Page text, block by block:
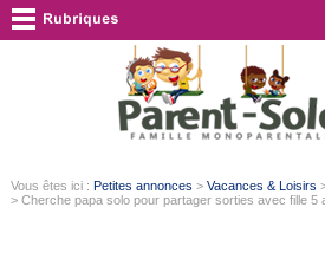
Vous êtes ici : Petites annonces > Vacances & Loisirs
> Cherche papa solo pour partager sorties avec fille 5